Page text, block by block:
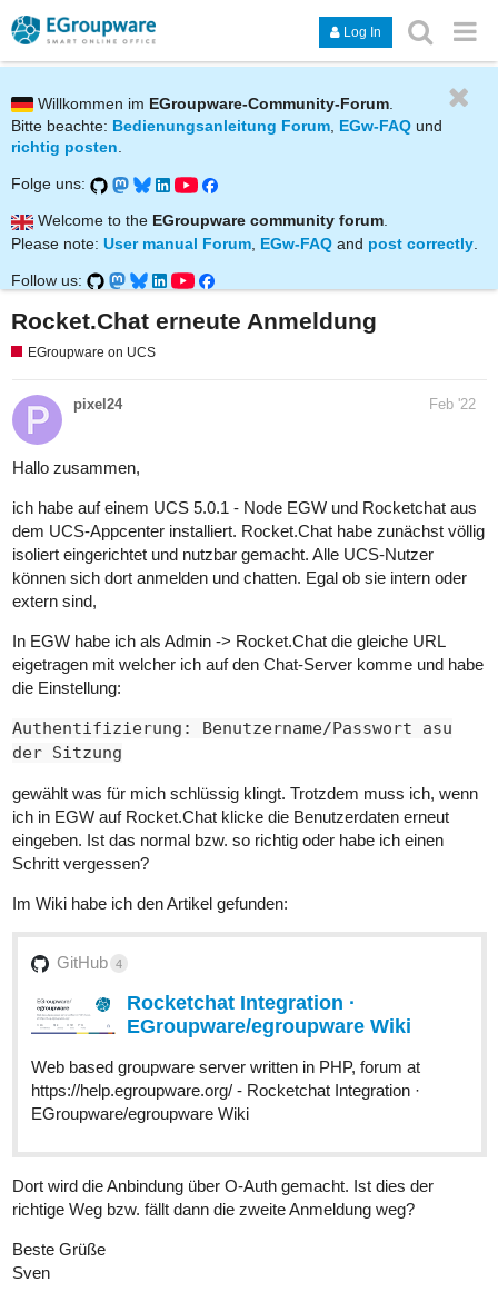
Log In
Willkommen im EGroupware-Community-Forum
Bitte beachte: Bedienungsanleitung Forum, EGw-FAQ und
richtig posten.
Folge uns:
Welcome to the EGroupware community forum.
Please note: User manual Forum EGw-FAQ and post correctly
Follow us:
Rocket.Chat erneute Anmeldung
EGroupware on UCS
pixel24 Feb '22
Hallo zusammen,
ich habe auf einem UCS 5.0.1 - Node EGW und Rocketchat aus
dem UCS-Appcenter installiert. Rocket.Chat habe zunächst völlig
isoliert eingerichtet und nutzbar gemacht. Alle UCS-Nutzer
können sich dort anmelden und chatten. Egal ob sie intern oder
extern sind,
In EGW habe ich als Admin -> Rocket.Chat die gleiche URL
eigetragen mit welcher ich auf den Chat-Server komme und habe
die Einstellung:
Authentifizierung: Benutzername/Passwort asu
der Sitzung
gewählt was für mich schlüssig klingt. Trotzdem muss ich, wenn
ich in EGW auf Rocket.Chat klicke die Benutzerdaten erneut
eingeben. Ist das normal bzw. so richtig oder habe ich einen
Schritt vergessen?
Im Wiki habe ich den Artikel gefunden:
GitHub 4
Rocketchat Integration ·
EGroupware/egroupware Wiki
Web based groupware server written in PHP, forum at
https://help.egroupware.org/ - Rocketchat Integration ·
EGroupware/egroupware Wiki
Dort wird die Anbindung über O-Auth gemacht. Ist dies der
richtige Weg bzw. fällt dann die zweite Anmeldung weg?
Beste Grüße
Sven